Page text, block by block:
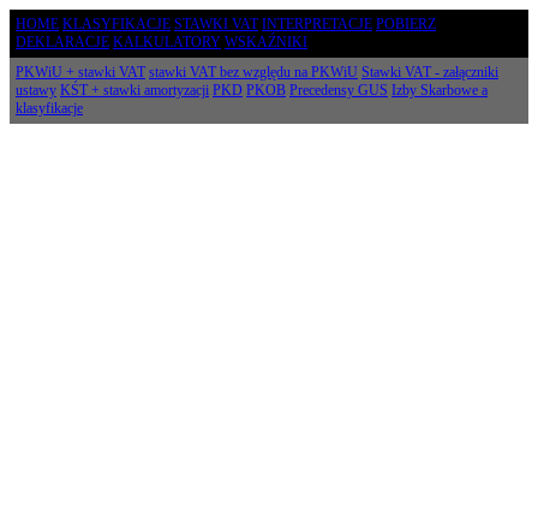
HOME KLASYFIKACJE STAWKI VAT INTERPRETACJE POBIERZ
DEKLARACJE KALKULATORY WSKAŹNIKI
PKWiU + stawki VAT stawki VAT bez względu na PKWiU Stawki VAT - załączniki
ustawy KŚT + stawki amortyzacji PKD PKOB Precedensy GUS Izby Skarbowe a
klasyfikacje